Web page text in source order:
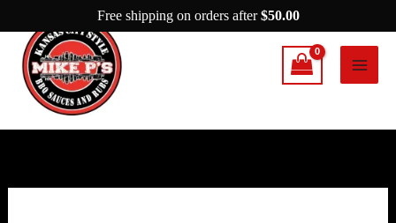
to
content
Free shipping on orders after$50.00